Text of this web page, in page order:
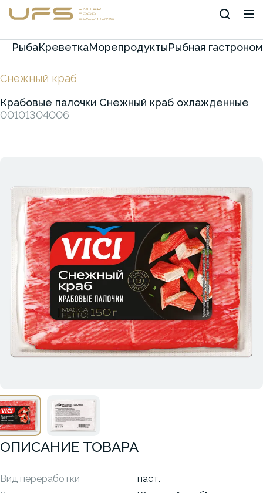
РыбаКреветкаМорепродуктыРыбная
Снежный краб
Крабовые палочки Снежный краб охлажденные
00101304006
ОПИСАНИЕ ТОВАРА
Вид переработки
паст.